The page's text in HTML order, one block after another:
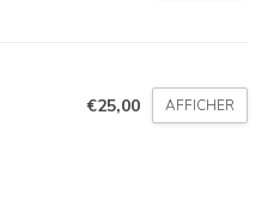
€25,00 AFFICHER